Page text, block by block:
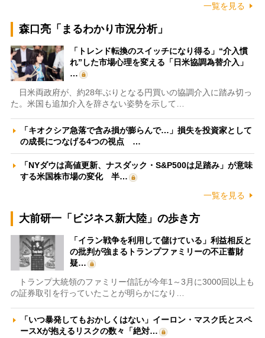
一覧を見る
森口亮「まるわかり市況分析」
「トレンド転換のスイッチになり得る」“介入慣
れ”した市場心理を変える「日米協調為替介入」
…
日米両政府が、約28年ぶりとなる円買いの協調介入に踏み切っ
た。米国も追加介入を辞さない姿勢を示して…
「キオクシア急落で含み損が膨らんで…」損失を投資家として
の成長につなげる4つの視点 …
「NYダウは高値更新、ナスダック・S&P500は足踏み」が意味
する米国株市場の変化 半…
一覧を見る
大前研一「ビジネス新大陸」の歩き方
「イラン戦争を利用して儲けている」利益相反と
の批判が強まるトランプファミリーの不正蓄財
疑…
トランプ大統領のファミリー信託が今年1～3月に3000回以上も
の証券取引を行っていたことが明らかになり…
「いつ暴発してもおかしくはない」イーロン・マスク氏とスペ
ースXが抱えるリスクの数々「絶対…